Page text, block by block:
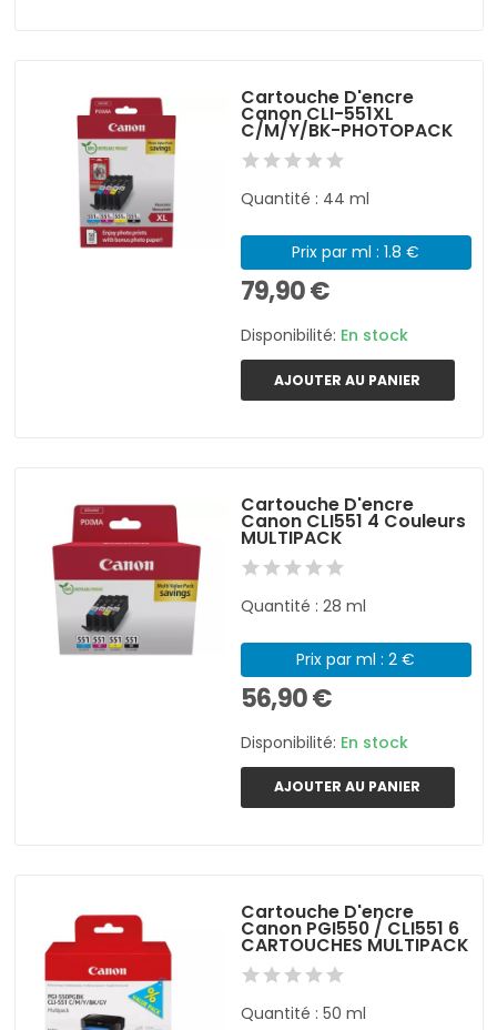
Cartouche D'encre
Canon CLI-551XL
C/M/Y/BK-PHOTOPACK
Quantité : 44 ml
Prix par ml : 1.8 €
79,90 €
Disponibilité: En stock
AJOUTER AU PANIER
Cartouche D'encre
Canon CLI551 4 Couleurs
MULTIPACK
Quantité : 28 ml
Prix par ml : 2 €
56,90 €
Disponibilité: En stock
AJOUTER AU PANIER
Cartouche D'encre
Canon PGI550 / CLI551 6
CARTOUCHES MULTIPACK
Quantité : 50 ml